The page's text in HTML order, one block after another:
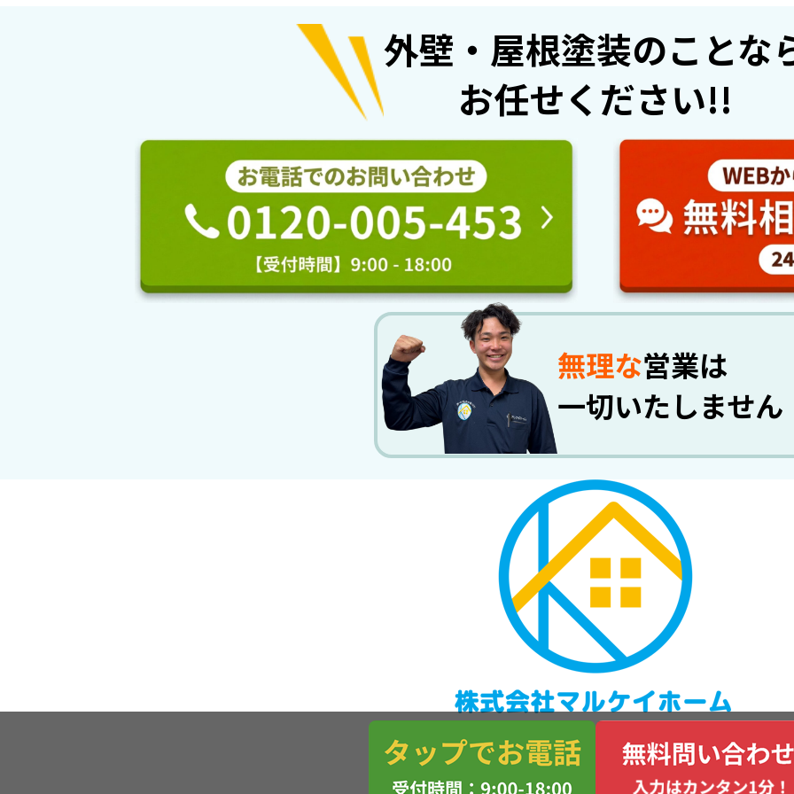
外壁・屋根塗装のことな
お任せください!!
無理な営業は
一切いたしません
〒350-1101 埼玉県川越市的場1890-10